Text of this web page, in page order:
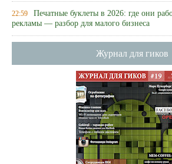
22:59 Печатные буклеты в 2026: где они
рекламы — разбор для малого бизнеса
Журнал для гиков